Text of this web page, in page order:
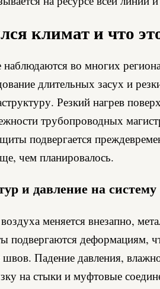
климат и что
во многих
длительных засух и
Резкий нагрев
трубопроводных
подвергается
чем планировалось.
и давление на систему
меняется внезапно,
подвергаются деформациям,
Падение давления,
на стыки и муфтовые